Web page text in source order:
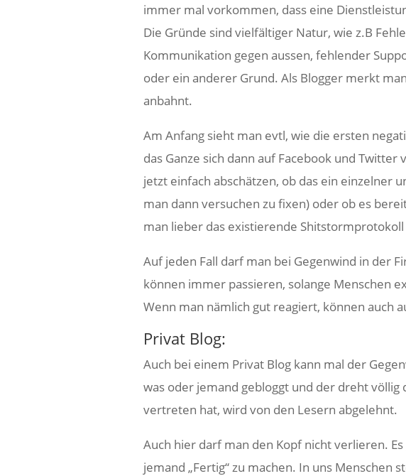
immer mal vorkommen, dass eine
Die Gründe sind vielfältiger Natur, wie z.B
Kommunikation gegen aussen, fehlender
oder ein anderer Grund. Als Blogger merkt
anbahnt.
Am Anfang sieht man evtl, wie die ersten
das Ganze sich dann auf Facebook und
jetzt einfach abschätzen, ob das ein einzelner
man dann versuchen zu fixen) oder ob es
man lieber das existierende
Auf jeden Fall darf man bei Gegenwind in der
können immer passieren, solange Menschen
Wenn man nämlich gut reagiert, können auch
Privat Blog:
Auch bei einem Privat Blog kann mal der
was oder jemand gebloggt und der dreht
vertreten hat, wird von den Lesern abgelehnt.
Auch hier darf man den Kopf nicht verlieren.
jemand „Fertig“ zu machen. In uns Menschen